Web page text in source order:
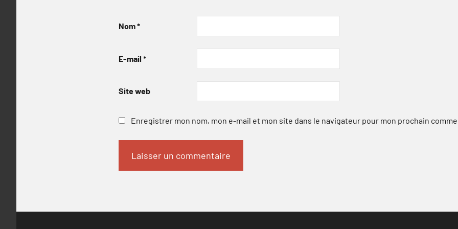
Nom*
E-mail *
Site web
Enregistrer mon nom, mon e-mail et mon site dans le navigateur pour mon prochain